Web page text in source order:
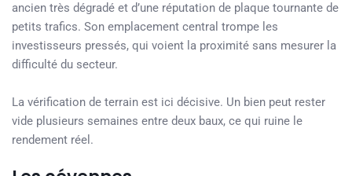
ancien très dégradé et d’une réputation de plaque tournante de
petits trafics. Son emplacement central trompe les
investisseurs pressés, qui voient la proximité sans mesurer la
difficulté du secteur.
La vérification de terrain est ici décisive. Un bien peut rester
vide plusieurs semaines entre deux baux, ce qui ruine le
rendement réel.